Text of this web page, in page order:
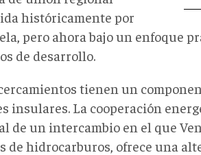
históricamente por
pero ahora bajo un enfoque
de desarrollo.
tienen un
insulares. La cooperación
de un intercambio en el que
de hidrocarburos, ofrece una